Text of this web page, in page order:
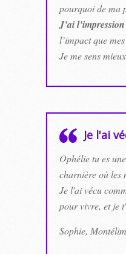
pourquoi de ma
J’ai
l’impact que
Je me sens
Je l'ai
Ophélie tu es
charnière où les
Je l'ai vécu
pour vivre, et je
Sophie,